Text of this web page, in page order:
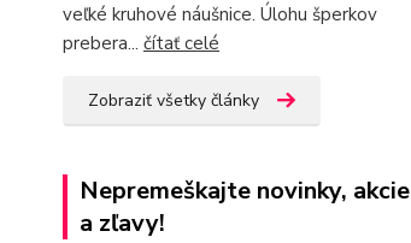
veľké kruhové náušnice. Úlohu šperkov
prebera... čítať celé
Zobraziť všetky články
Nepremeškajte novinky, akcie
a zľavy!